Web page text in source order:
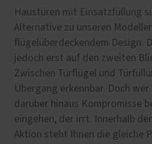
Haustüren mit Einsatzfüllung
Alternative zu unseren
flügelüberdeckendem Design.
jedoch erst auf den zweiten
Zwischen Türflügel und
Übergang erkennbar. Doch
darüber hinaus Kompromisse
eingehen, der irrt. Innerhalb
Aktion steht Ihnen die gleiche